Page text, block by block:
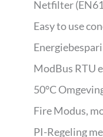
Netfilter
Easy to use
ModBus RTU
50°C
Fire Modus,
PI-Regeling